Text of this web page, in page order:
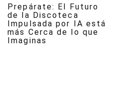
Prepárate: El Futuro
de la Discoteca
Impulsada por IA está
más Cerca de lo que
Imaginas